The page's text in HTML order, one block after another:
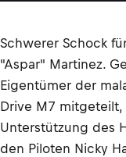
Schwerer Schock
"Aspar" Martinez.
Eigentümer der
Drive M7 mitgeteilt,
Unterstützung des
den Piloten Nicky